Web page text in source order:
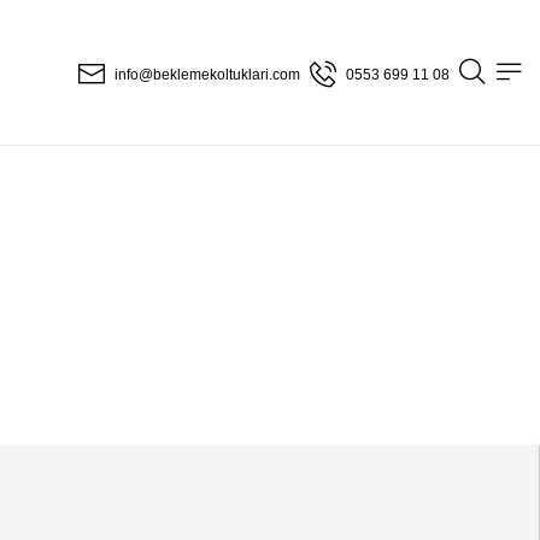
info@beklemekoltuklari.com 0553 699 11 08